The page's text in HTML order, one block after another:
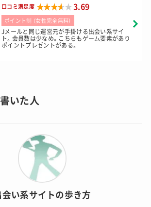
口コミ満足度 ★★★★★
★★★★★3.69
ポイント制 （女性完全無料）
Jメールと同じ運営元が手掛ける出会い系サイ
ト。会員数は少なめ。こちらもゲーム要素があり
ポイントプレゼントがある。
いた人
会い系サイトの歩き方